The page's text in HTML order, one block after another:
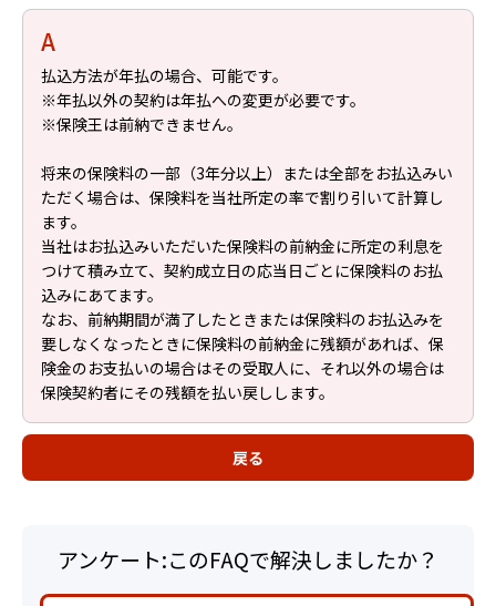
払込方法が年払の場合、可能です。
※年払以外の契約は年払への変更が必要です。
※保険王は前納できません。
将来の保険料の一部（3年分以上）または全部をお払込みい
ただく場合は、保険料を当社所定の率で割り引いて計算し
ます。
当社はお払込みいただいた保険料の前納金に所定の利息を
つけて積み立て、契約成立日の応当日ごとに保険料のお払
込みにあてます。
なお、前納期間が満了したときまたは保険料のお払込みを
要しなくなったときに保険料の前納金に残額があれば、保
険金のお支払いの場合はその受取人に、それ以外の場合は
保険契約者にその残額を払い戻しします。
戻る
アンケート:このFAQで解決しましたか？